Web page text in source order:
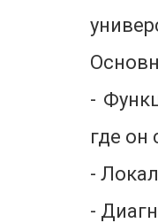
-
где он
-
-